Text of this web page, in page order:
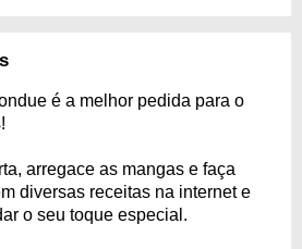
é a melhor pedida para o
arregace as mangas e faça
diversas receitas na internet e
o seu toque especial.